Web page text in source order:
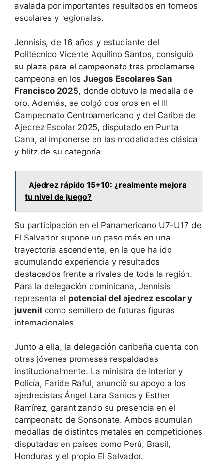
avalada por importantes resultados en torneos
escolares y regionales.
Jennisis, de 16 años y estudiante del
Politécnico Vicente Aquilino Santos, consiguió
su plaza para el campeonato tras proclamarse
campeona en los Juegos Escolares San
Francisco 2025, donde obtuvo la medalla de
oro. Además, se colgó dos oros en el III
Campeonato Centroamericano y del Caribe de
Ajedrez Escolar 2025, disputado en Punta
Cana, al imponerse en las modalidades clásica
y blitz de su categoría.
Ajedrez rápido 15+10: ¿realmente mejora
tu nivel de juego?
Su participación en el Panamericano U7-U17 de
El Salvador supone un paso más en una
trayectoria ascendente, en la que ha ido
acumulando experiencia y resultados
destacados frente a rivales de toda la región.
Para la delegación dominicana, Jennisis
representa el potencial del ajedrez escolar y
juvenil como semillero de futuras figuras
internacionales.
Junto a ella, la delegación caribeña cuenta con
otras jóvenes promesas respaldadas
institucionalmente. La ministra de Interior y
Policía, Faride Raful, anunció su apoyo a los
ajedrecistas Ángel Lara Santos y Esther
Ramírez, garantizando su presencia en el
campeonato de Sonsonate. Ambos acumulan
medallas de distintos metales en competiciones
disputadas en países como Perú, Brasil,
Honduras y el propio El Salvador.